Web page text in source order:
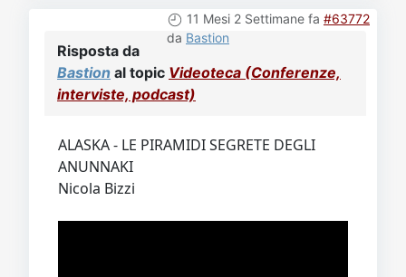
11 Mesi 2 Settimane fa #63772
da Bastion
Risposta da
Bastion al topic Videoteca (Conferenze,
interviste, podcast)
ALASKA - LE PIRAMIDI SEGRETE DEGLI
ANUNNAKI
Nicola Bizzi